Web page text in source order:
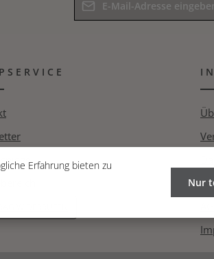
Kenntnis genommen
bin mit ihnen
Bitte geben Sie das
Erfahrung bieten zu
Nur